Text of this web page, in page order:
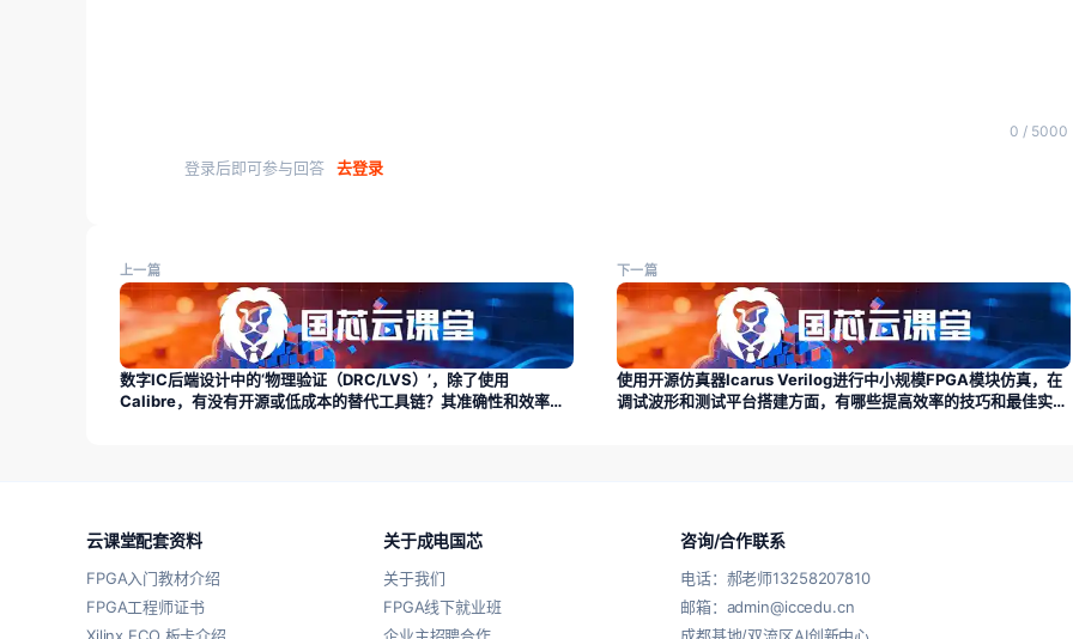
0 / 5000
登录后即可参与回答 去登录
上一篇
数字IC后端设计中的‘物理验证（DRC/LVS）’，除了使用
Calibre，有没有开源或低成本的替代工具链？其准确性和效率能
下一篇
使用开源仿真器Icarus Verilog进行中小规模FPGA模块仿真，在
调试波形和测试平台搭建方面，有哪些提高效率的技巧和最佳实
云课堂配套资料
FPGA入门教材介绍
FPGA工程师证书
关于成电国芯
关于我们
FPGA线下就业班
咨询/合作联系
电话：郝老师13258207810
邮箱：admin@iccedu.cn